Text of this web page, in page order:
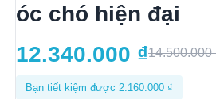
óc chó hiện đại
12.340.000 ₫14.500.000
Bạn tiết kiệm được 2.160.000 ₫